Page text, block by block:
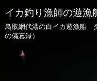
イカ釣り漁師の遊
鳥取網代港の白イカ遊漁船
の備忘録）